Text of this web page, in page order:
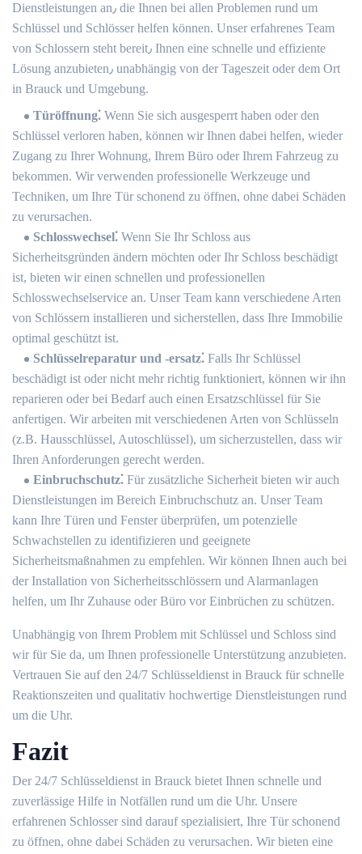
Dienstleistungen an٫ die Ihnen bei allen Problemen rund um
Schlüssel und Schlösser helfen können.​ Unser erfahrenes Team
von Schlossern steht bereit٫ Ihnen eine schnelle und effiziente
Lösung anzubieten٫ unabhängig von der Tageszeit oder dem Ort
in Brauck und Umgebung.​
Türöffnung⁚ Wenn Sie sich ausgesperrt haben oder den
Schlüssel verloren haben, können wir Ihnen dabei helfen, wieder
Zugang zu Ihrer Wohnung, Ihrem Büro oder Ihrem Fahrzeug zu
bekommen.​ Wir verwenden professionelle Werkzeuge und
Techniken, um Ihre Tür schonend zu öffnen, ohne dabei Schäden
zu verursachen.​
Schlosswechsel⁚ Wenn Sie Ihr Schloss aus
Sicherheitsgründen ändern möchten oder Ihr Schloss beschädigt
ist, bieten wir einen schnellen und professionellen
Schlosswechselservice an.​ Unser Team kann verschiedene Arten
von Schlössern installieren und sicherstellen, dass Ihre Immobilie
optimal geschützt ist.​
Schlüsselreparatur und -ersatz⁚ Falls Ihr Schlüssel
beschädigt ist oder nicht mehr richtig funktioniert, können wir ihn
reparieren oder bei Bedarf auch einen Ersatzschlüssel für Sie
anfertigen.​ Wir arbeiten mit verschiedenen Arten von Schlüsseln
(z.​B.​ Hausschlüssel, Autoschlüssel), um sicherzustellen, dass wir
Ihren Anforderungen gerecht werden.​
Einbruchschutz⁚ Für zusätzliche Sicherheit bieten wir auch
Dienstleistungen im Bereich Einbruchschutz an.​ Unser Team
kann Ihre Türen und Fenster überprüfen, um potenzielle
Schwachstellen zu identifizieren und geeignete
Sicherheitsmaßnahmen zu empfehlen. Wir können Ihnen auch bei
der Installation von Sicherheitsschlössern und Alarmanlagen
helfen, um Ihr Zuhause oder Büro vor Einbrüchen zu schützen.​
Unabhängig von Ihrem Problem mit Schlüssel und Schloss sind
wir für Sie da, um Ihnen professionelle Unterstützung anzubieten.​
Vertrauen Sie auf den 24/7 Schlüsseldienst in Brauck für schnelle
Reaktionszeiten und qualitativ hochwertige Dienstleistungen rund
um die Uhr.​
Fazit
Der 24/7 Schlüsseldienst in Brauck bietet Ihnen schnelle und
zuverlässige Hilfe in Notfällen rund um die Uhr. Unsere
erfahrenen Schlosser sind darauf spezialisiert, Ihre Tür schonend
zu öffnen, ohne dabei Schäden zu verursachen.​ Wir bieten eine